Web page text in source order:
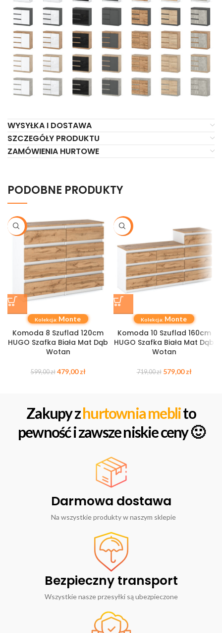
WYSYŁKA I DOSTAWA
SZCZEGÓŁY PRODUKTU
ZAMÓWIENIA HURTOWE
PODOBNE PRODUKTY
-20%
Kolekcja: Monte
Komoda 8 Szuflad 120cm
HUGO Szafka Biała Mat Dąb
Wotan
599,00zł 479,00zł
-19%
Kolekcja: Monte
Komoda 10 Szuflad 160cm
HUGO Szafka Biała Mat Dąb
Wotan
719,00zł 579,00zł
Zakupy zhurtownia meblito
pewność i zawsze niskie ceny 🙂
Darmowa dostawa
Na wszystkie produkty w naszym sklepie
Bezpieczny transport
Wszystkie nasze przesyłki są ubezpieczone